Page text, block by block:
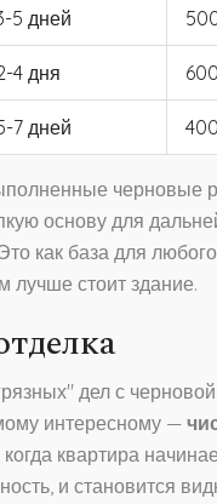
5 дней
4 дня
7 дней
черновые
основу для
как база для
лучше стоит здание.
дел с
интересному —
квартира
и становится